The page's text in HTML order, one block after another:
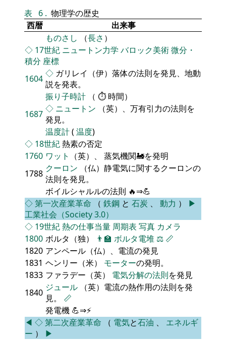
表
6 . 物理学の歴史
西暦
出来事
ものさし （長さ ）
◇ 17世紀 ニュートン力学 バロック美術微分・
積分 座標
1604 ◇ ガリレイ（伊）落体の法則を発見、地動
説を発表。
振り子時計 （ ⏱ 時間）
1687 ◇ ニュートン （英）、万有引力の法則を
発見。
温度計( 温度)
◇ 18世紀熱素の否定
1760 ワット
（英）、 蒸気機関🚂を発明
1788 クーロン （仏）静電気に関するクーロンの
法則を発見。
ボイルシャルルの法則 🔥⇒💪
◇第一次産業革命 （ 鉄鋼 と 石炭 、 動力 ） ▶
工業社会（Society 3.0）
◇ 19世紀熱の仕事当量 周期表 写真 カメラ
1800 ボルタ（独） 👨‍🏫 ボルタ電堆 ⚖️ 📏
1820 アンペール（仏）、電流の発見
1831 ヘンリー（米） モーターの発明。
1833 ファラデー（英） 電気分解の法則を発見
1840 ジュール （英）電流の熱作用の法則を発
見。 📏
発電機 💪⇒⚡
◀ ◇第二次産業革命 （ 電気と石油 、 エネルギ
ー ） ▶